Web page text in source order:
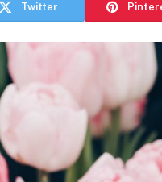
Twitter